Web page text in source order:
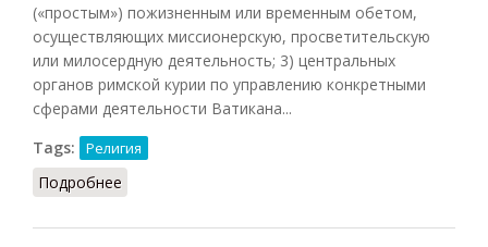
(«простым») пожизненным или временным обетом,
осуществляющих миссионерскую, просветительскую
или милосердную деятельность; 3) центральных
органов римской курии по управлению конкретными
сферами деятельности Ватикана...
Tags:
Религия
Подробнее